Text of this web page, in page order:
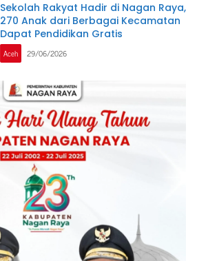
Sekolah Rakyat Hadir di Nagan Raya,
270 Anak dari Berbagai Kecamatan
Dapat Pendidikan Gratis
Aceh 29/06/2026